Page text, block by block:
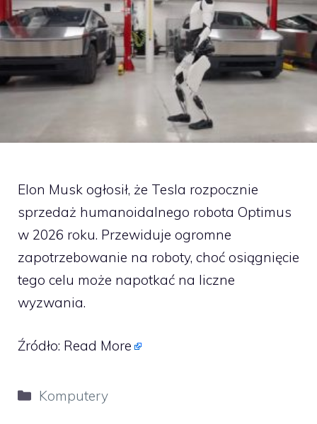
Elon Musk ogłosił, że Tesla rozpocznie
sprzedaż humanoidalnego robota Optimus
w 2026 roku. Przewiduje ogromne
zapotrzebowanie na roboty, choć osiągnięcie
tego celu może napotkać na liczne
wyzwania.
Źródło: Read More
Kategorie
Komputery